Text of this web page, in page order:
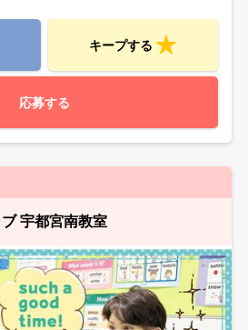
キープする
応募する
宇都宮南教室